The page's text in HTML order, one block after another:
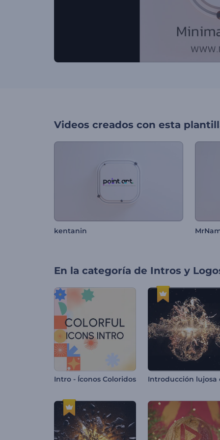
Videos creados con esta
kentanin
En la categoría de Intros y
Intro - Íconos Coloridos